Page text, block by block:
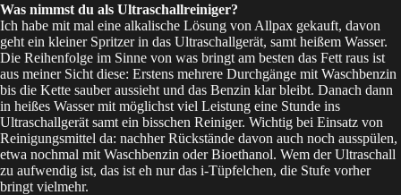
Was nimmst du als Ultraschallreiniger?
Ich habe mit mal eine alkalische Lösung von Allpax gekauft, davon
geht ein kleiner Spritzer in das Ultraschallgerät, samt heißem Wasser.
Die Reihenfolge im Sinne von was bringt am besten das Fett raus ist
aus meiner Sicht diese: Erstens mehrere Durchgänge mit Waschbenzin
bis die Kette sauber aussieht und das Benzin klar bleibt. Danach dann
in heißes Wasser mit möglichst viel Leistung eine Stunde ins
Ultraschallgerät samt ein bisschen Reiniger. Wichtig bei Einsatz von
Reinigungsmittel da: nachher Rückstände davon auch noch ausspülen,
etwa nochmal mit Waschbenzin oder Bioethanol. Wem der Ultraschall
zu aufwendig ist, das ist eh nur das i-Tüpfelchen, die Stufe vorher
bringt vielmehr.